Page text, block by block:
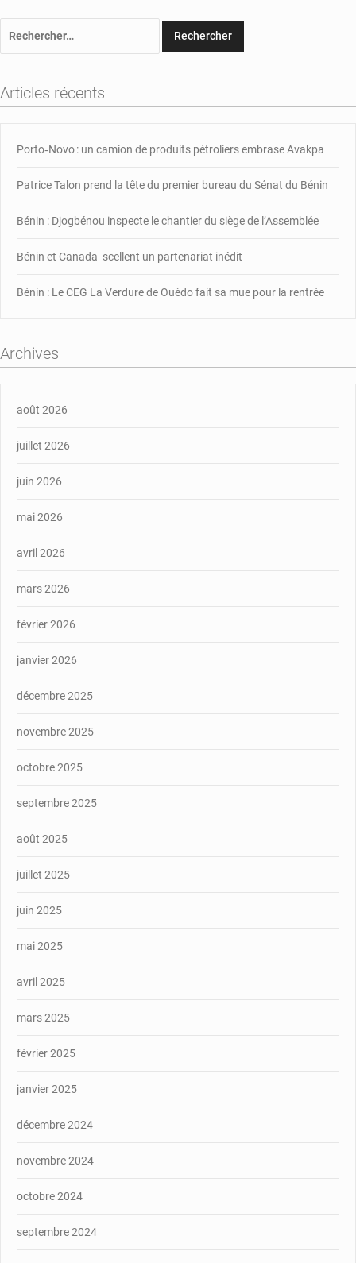
Articles récents
Porto‑Novo : un camion de produits pétroliers embrase Avakpa
Patrice Talon prend la tête du premier bureau du Sénat du Bénin
Bénin : Djogbénou inspecte le chantier du siège de l’Assemblée
Bénin et Canada scellent un partenariat inédit
Bénin : Le CEG La Verdure de Ouèdo fait sa mue pour la rentrée
Archives
août 2026
juillet 2026
juin 2026
mai 2026
avril 2026
mars 2026
février 2026
janvier 2026
décembre 2025
novembre 2025
octobre 2025
septembre 2025
août 2025
juillet 2025
juin 2025
mai 2025
avril 2025
mars 2025
février 2025
janvier 2025
décembre 2024
novembre 2024
octobre 2024
septembre 2024